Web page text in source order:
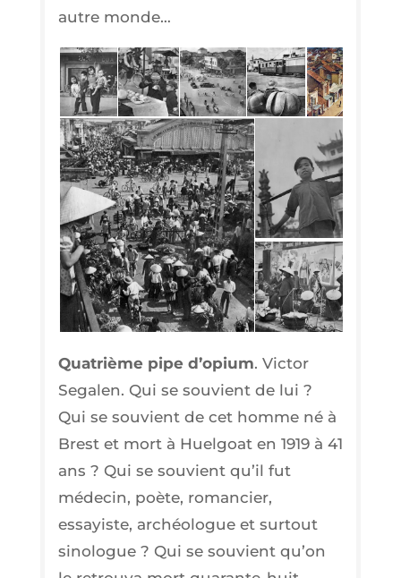
autre monde…
Qua­trième pipe d’o­pium. Vic­tor
Sega­len. Qui se sou­vient de lui ?
Qui se sou­vient de cet homme né à
Brest et mort à Huel­goat en 1919 à 41
ans ? Qui se sou­vient qu’il fut
méde­cin, poète, roman­cier,
essayiste, archéo­logue et sur­tout
sino­logue ? Qui se sou­vient qu’on